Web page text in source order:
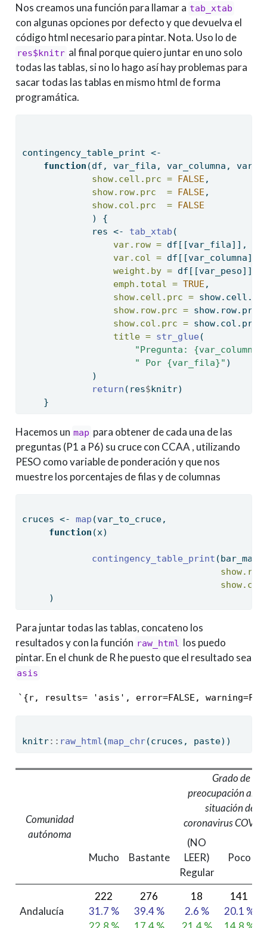
Nos creamos una función para llamar a tab_xtab
con algunas opciones por defecto y que devuelva el
código html necesario para pintar. Nota. Uso lo de
res$knitr al final porque quiero juntar en uno solo
todas las tablas, si no lo hago así hay problemas para
sacar todas las tablas en mismo html de forma
programática.
contingency_table_print <-
function (df, var_fila, var_columna,
show.cell.prc = FALSE ,
show.row.prc  = FALSE ,
show.col.prc  = FALSE
             ) {
             res
<- tab_xtab (
var.row = df[[var_fila]],
var.col = df[[var_columna]],
weight.by = df[[var_peso]],
emph.total = TRUE ,
show.cell.prc =
show.row.prc =
show.col.prc = show.col.prc,
title = str_glue (
"Pregunta:
" Por {var_fila}" )
             )
return (res$knitr)
    }
Hacemos un map para obtener de cada una de las
preguntas (P1 a P6) su cruce con CCAA , utilizando
PESO como variable de ponderación y que nos
muestre los porcentajes de filas y de columnas
cruces <- map (var_to_cruce,
function (x)
contingency_table_print
     )
Para juntar todas las tablas, concateno los
resultados y con la función raw_html los puedo
pintar. En el chunk de R he puesto que el resultado sea
asis
knitr:: raw_html (map_chr(cruces, paste))
Comunidad
autónoma
Grado de
preocupación
situación del
coronavirus
Mucho Bastante
(NO
LEER)
Regular
Poco
Andalucía
222
31.7 %
276
39.4 %
18
2.6 %
141
20.1 %